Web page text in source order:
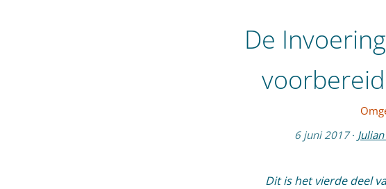
De
6 juni 2017 ·
Dit is het vierde deel